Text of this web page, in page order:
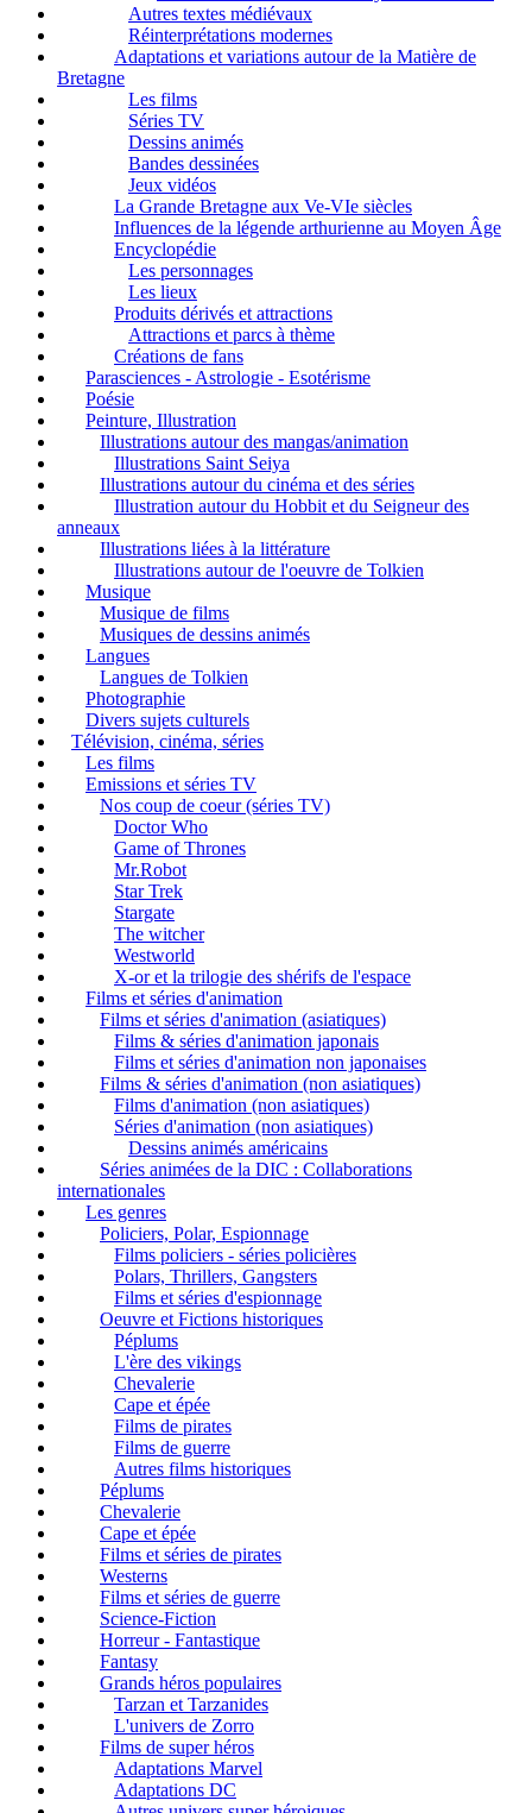
Autres textes médiévaux
Réinterprétations modernes
Adaptations et variations autour de la Matière de
Bretagne
Les films
Séries TV
Dessins animés
Bandes dessinées
Jeux vidéos
La Grande Bretagne aux Ve-VIe siècles
Influences de la légende arthurienne au Moyen Âge
Encyclopédie
Les personnages
Les lieux
Produits dérivés et attractions
Attractions et parcs à thème
Créations de fans
Parasciences - Astrologie - Esotérisme
Poésie
Peinture, Illustration
Illustrations autour des mangas/animation
Illustrations Saint Seiya
Illustrations autour du cinéma et des séries
Illustration autour du Hobbit et du Seigneur des
anneaux
Illustrations liées à la littérature
Illustrations autour de l'oeuvre de Tolkien
Musique
Musique de films
Musiques de dessins animés
Langues
Langues de Tolkien
Photographie
Divers sujets culturels
Télévision, cinéma, séries
Les films
Emissions et séries TV
Nos coup de coeur (séries TV)
Doctor Who
Game of Thrones
Mr.Robot
Star Trek
Stargate
The witcher
Westworld
X-or et la trilogie des shérifs de l'espace
Films et séries d'animation
Films et séries d'animation (asiatiques)
Films & séries d'animation japonais
Films et séries d'animation non japonaises
Films & séries d'animation (non asiatiques)
Films d'animation (non asiatiques)
Séries d'animation (non asiatiques)
Dessins animés américains
Séries animées de la DIC : Collaborations
internationales
Les genres
Policiers, Polar, Espionnage
Films policiers - séries policières
Polars, Thrillers, Gangsters
Films et séries d'espionnage
Oeuvre et Fictions historiques
Péplums
L'ère des vikings
Chevalerie
Cape et épée
Films de pirates
Films de guerre
Autres films historiques
Péplums
Chevalerie
Cape et épée
Films et séries de pirates
Westerns
Films et séries de guerre
Science-Fiction
Horreur - Fantastique
Fantasy
Grands héros populaires
Tarzan et Tarzanides
L'univers de Zorro
Films de super héros
Adaptations Marvel
Adaptations DC